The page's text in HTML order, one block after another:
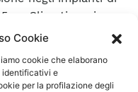
Cookie
cookie che elaborano
identificativi e
per la profilazione degli
Climatizzazione
calda sanitaria
di sistemi di
di
ad alta efficienza